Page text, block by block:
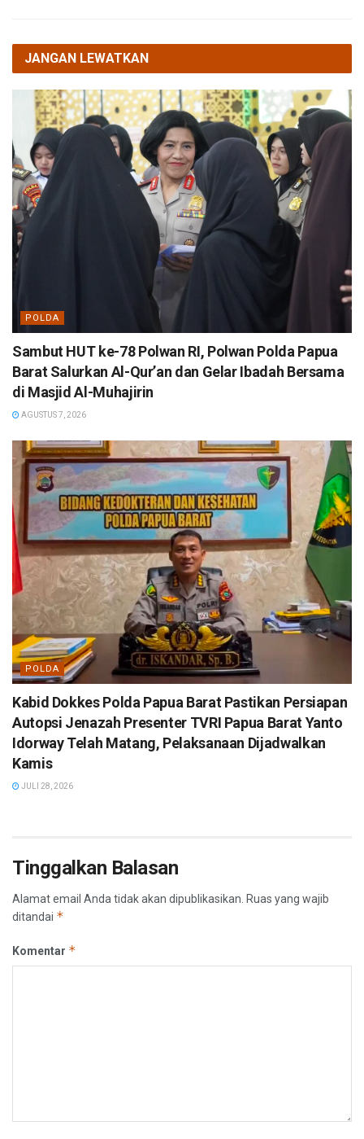
JANGAN LEWATKAN
POLDA
Sambut HUT ke-78 Polwan RI, Polwan Polda Papua
Barat Salurkan Al-Qur’an dan Gelar Ibadah Bersama
di Masjid Al-Muhajirin
AGUSTUS 7, 2026
POLDA
Kabid Dokkes Polda Papua Barat Pastikan Persiapan
Autopsi Jenazah Presenter TVRI Papua Barat Yanto
Idorway Telah Matang, Pelaksanaan Dijadwalkan
Kamis
JULI 28, 2026
Tinggalkan Balasan
Alamat email Anda tidak akan dipublikasikan. Ruas yang wajib
ditandai *
Komentar *